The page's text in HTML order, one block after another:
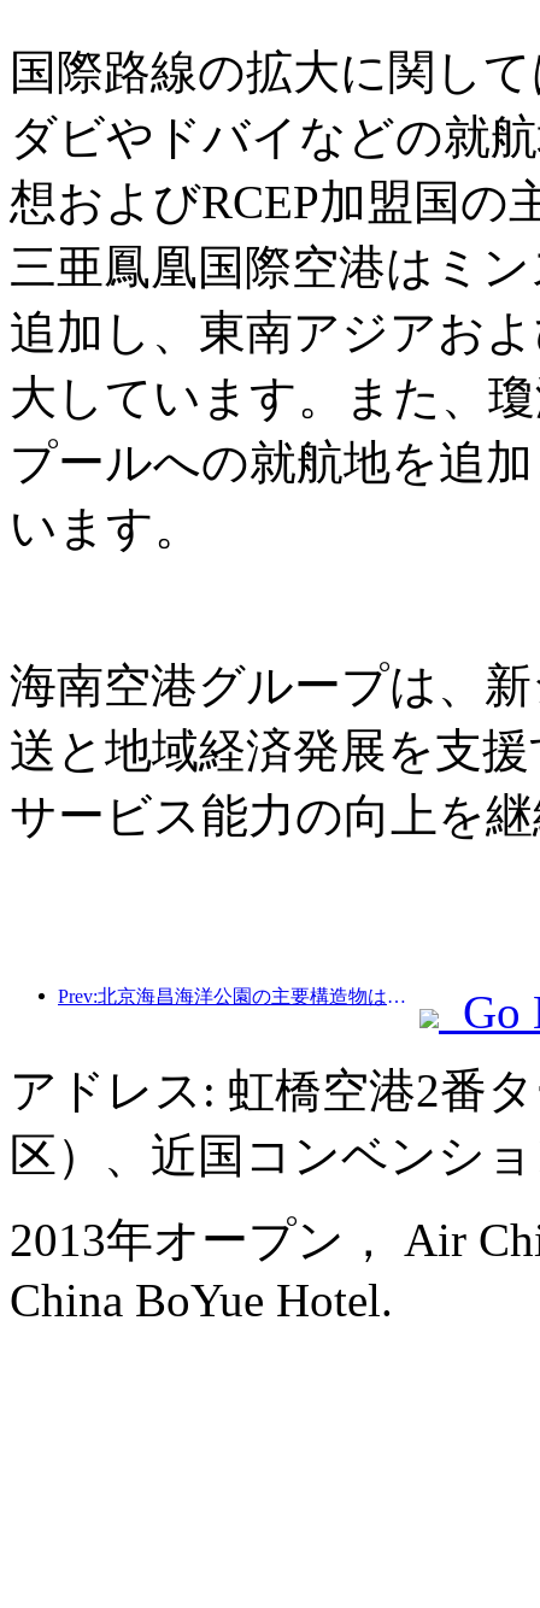
国際路線の拡大に関し
ダビやドバイなどの就
想およびRCEP加盟国の
三亜鳳凰国際空港はミ
追加し、東南アジアお
大しています。また、
プールへの就航地を追
います。
海南空港グループは、
送と地域経済発展を支
サービス能力の向上を
Prev:北京海昌海洋公園の主要構造物は、年内に上棟する予定であり、2027年の完成・開業が見込まれています。
Go
アドレス: 虹橋空港2番
区）、近国コンベンシ
2013年オープン， Air
China BoYue Hotel.